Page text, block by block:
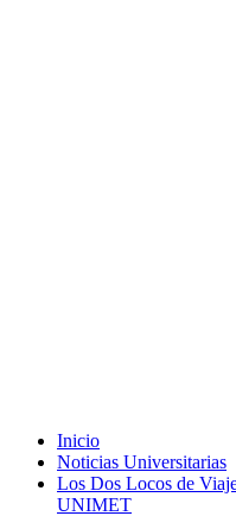
Inicio
Noticias Universitarias
Los Dos Locos de
UNIMET